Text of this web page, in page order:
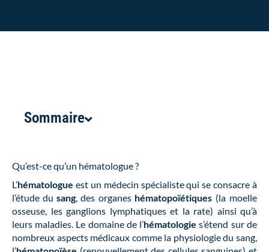
Sommaire
Qu’est-ce qu’un hématologue ?
L’hématologue est un médecin spécialiste qui se consacre à
l’étude du sang, des organes hématopoïétiques (la moelle
osseuse, les ganglions lymphatiques et la rate) ainsi qu’à
leurs maladies. Le domaine de l’hématologie s’étend sur de
nombreux aspects médicaux comme la physiologie du sang,